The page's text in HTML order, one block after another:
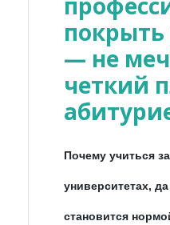
— не
четкий
Почему учиться
университетах,
становится